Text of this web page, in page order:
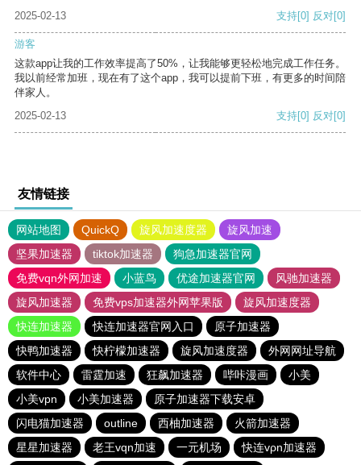
2025-02-13
支持[0] 反对[0]
游客
这款app让我的工作效率提高了50%，让我能够更轻松地完成工作任务。
我以前经常加班，现在有了这个app，我可以提前下班，有更多的时间陪
伴家人。
2025-02-13
支持[0] 反对[0]
友情链接
网站地图 QuickQ 旋风加速度器
旋风加速
坚果加速器
tiktok加速器
狗急加速器官网
免费vqn外网加速
小蓝鸟 优途加速器官网
风驰加速器
旋风加速器
免费vps加速器外网苹果版
旋风加速度器
快连加速器
快连加速器官网入口
原子加速器
快鸭加速器
快柠檬加速器 旋风加速度器
外网网址导航
软件中心
雷霆加速 狂飙加速器 哔咔漫画
小美
小美vpn
小美加速器
原子加速器下载安卓
闪电猫加速器
outline 西柚加速器
火箭加速器
星星加速器
老王vqn加速 一元机场 快连vρn加速器